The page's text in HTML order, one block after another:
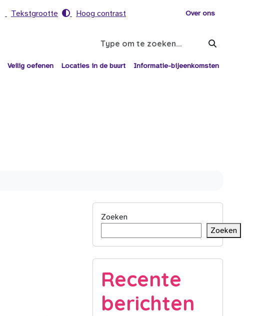
Tekstgrootte Hoog contrast Over ons
Search
Veilig oefenen Locaties in de buurt Informatie-bijeenkomsten
Zoeken
Zoeken
Recente
berichten